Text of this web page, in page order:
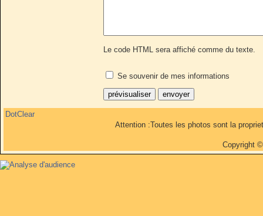
Le code HTML sera affiché comme du texte.
Se souvenir de mes informations
DotClear
Attention :Toutes les photos sont la
Copyright